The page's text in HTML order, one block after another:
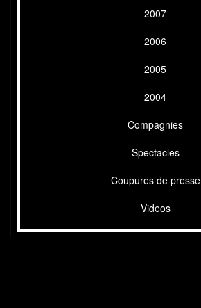
2007
2006
2005
2004
Compagnies
Spectacles
Coupures de presse
Videos